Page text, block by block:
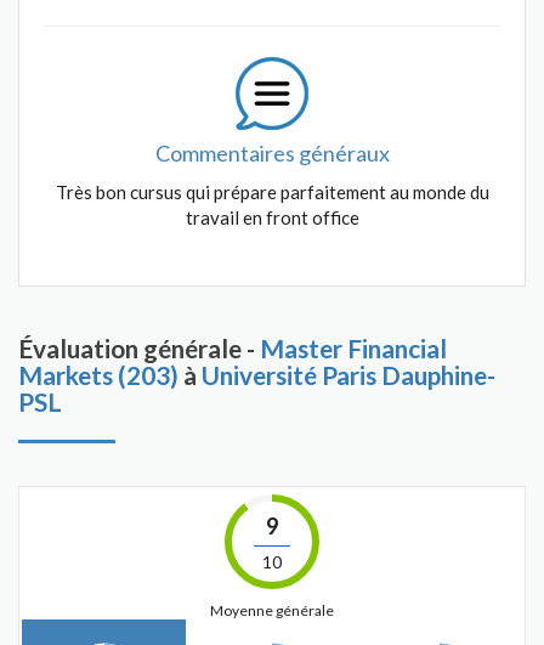
Commentaires généraux
Très bon cursus qui prépare parfaitement au monde du
travail en front office
Évaluation générale - Master Financial
Markets (203) à Université Paris Dauphine-
PSL
9
10
Moyenne générale